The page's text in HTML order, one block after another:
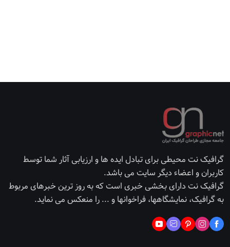
گرافیک نت محیطی برای تبادل ایده ها و ارزیابی آثار شما توسط
کاربران و اعضاء دیگر سایت می باشد.
گرافیک نت دارای بخشی خبری است که به روز ترین خبرهای مربوط
به گرافیک، نمایشگاهها، فراخوانها و ... را منعکس می نماید.